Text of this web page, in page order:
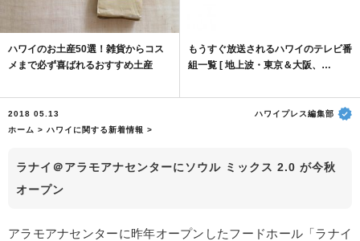
ハワイのお土産50選！雑貨からコス
メまで必ず喜ばれるおすすめ土産
もうすぐ放送されるハワイのテレビ番
組一覧 [ 地上波・東京＆大阪、…
2018 05.13
ハワイプレス編集部
ホーム > ハワイに関する新着情報 >
ラナイ＠アラモアナセンターにソウル ミックス 2.0 が今秋
オープン
アラモアナセンターに昨年オープンしたフードホール「ラナイ